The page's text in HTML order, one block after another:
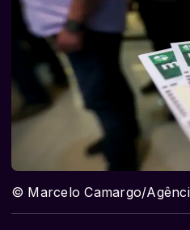
© Marcelo Camargo/